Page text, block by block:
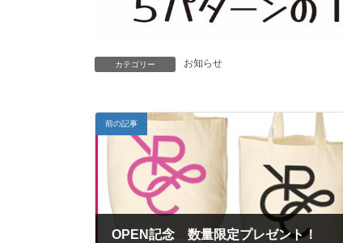
カテゴリー お知らせ
前の記事
OPEN記念 数量限定プレゼント！